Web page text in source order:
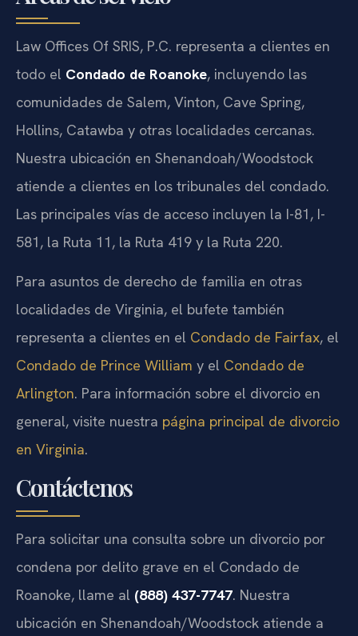
Law Offices Of SRIS, P.C. representa a clientes en
todo el Condado de Roanoke, incluyendo las
comunidades de Salem, Vinton, Cave Spring,
Hollins, Catawba y otras localidades cercanas.
Nuestra ubicación en Shenandoah/Woodstock
atiende a clientes en los tribunales del condado.
Las principales vías de acceso incluyen la I-81, I-
581, la Ruta 11, la Ruta 419 y la Ruta 220.
Para asuntos de derecho de familia en otras
localidades de Virginia, el bufete también
representa a clientes en el Condado de Fairfax, el
Condado de Prince William y el Condado de
Arlington. Para información sobre el divorcio en
general, visite nuestra página principal de divorcio
en Virginia.
Contáctenos
Para solicitar una consulta sobre un divorcio por
condena por delito grave en el Condado de
Roanoke, llame al (888) 437-7747. Nuestra
ubicación en Shenandoah/Woodstock atiende a